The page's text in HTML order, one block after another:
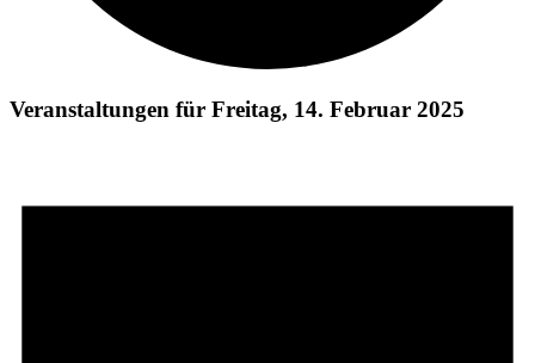
Veranstaltungen für Freitag, 14. Februar 2025